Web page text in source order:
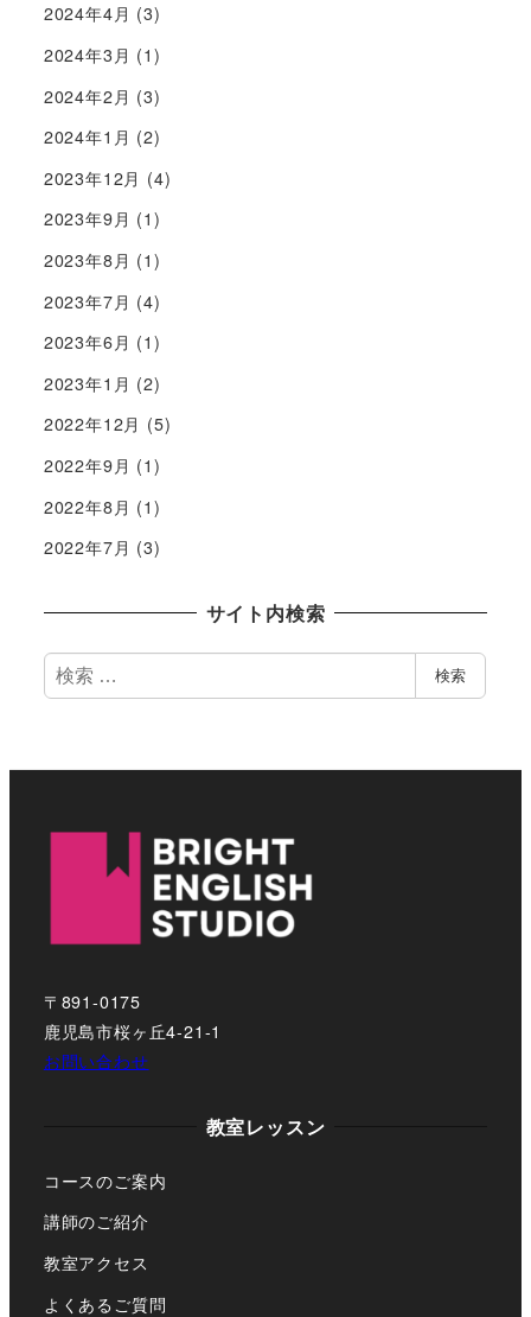
2024年4月 (3)
2024年3月 (1)
2024年2月 (3)
2024年1月 (2)
2023年12月 (4)
2023年9月 (1)
2023年8月 (1)
2023年7月 (4)
2023年6月 (1)
2023年1月 (2)
2022年12月 (5)
2022年9月 (1)
2022年8月 (1)
2022年7月 (3)
サイト内検索
検
索
検索
〒891-0175
鹿児島市桜ヶ丘4-21-1
お問い合わせ
教室レッスン
コースのご案内
講師のご紹介
教室アクセス
よくあるご質問